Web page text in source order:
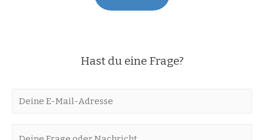
Hast du eine Frage?